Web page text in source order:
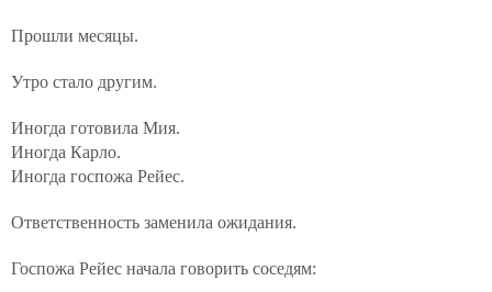
Прошли месяцы.
Утро стало другим.
Иногда готовила Мия.
Иногда Карло.
Иногда госпожа Рейес.
Ответственность заменила ожидания.
Госпожа Рейес начала говорить соседям: